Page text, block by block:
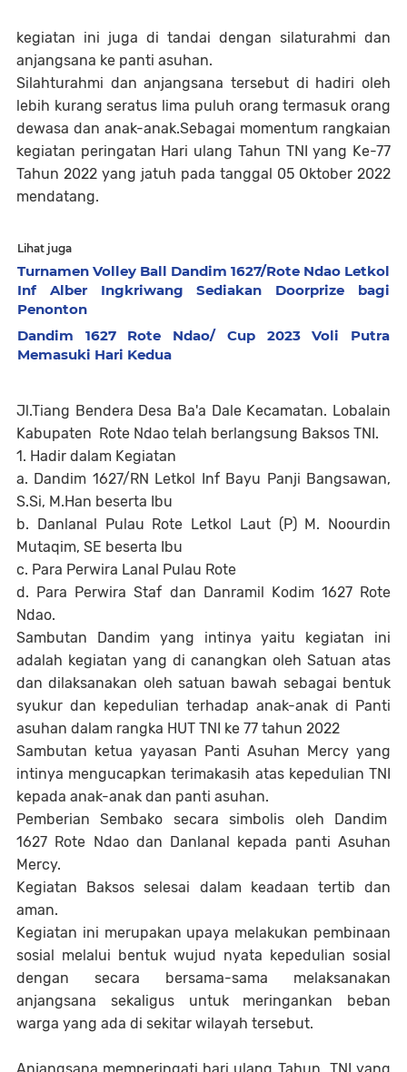
kegiatan ini juga di tandai dengan silaturahmi dan
anjangsana ke panti asuhan.
Silahturahmi dan anjangsana tersebut di hadiri oleh
lebih kurang seratus lima puluh orang termasuk orang
dewasa dan anak-anak.Sebagai momentum rangkaian
kegiatan peringatan Hari ulang Tahun TNI yang Ke-77
Tahun 2022 yang jatuh pada tanggal 05 Oktober 2022
mendatang.
Lihat juga
Turnamen Volley Ball Dandim 1627/Rote Ndao Letkol
Inf Alber Ingkriwang Sediakan Doorprize bagi
Penonton
Dandim 1627 Rote Ndao/ Cup 2023 Voli Putra
Memasuki Hari Kedua
Jl.Tiang Bendera Desa Ba'a Dale Kecamatan. Lobalain
Kabupaten Rote Ndao telah berlangsung Baksos TNI.
1. Hadir dalam Kegiatan
a. Dandim 1627/RN Letkol Inf Bayu Panji Bangsawan,
S.Si, M.Han beserta Ibu
b. Danlanal Pulau Rote Letkol Laut (P) M. Noourdin
Mutaqim, SE beserta Ibu
c. Para Perwira Lanal Pulau Rote
d. Para Perwira Staf dan Danramil Kodim 1627 Rote
Ndao.
Sambutan Dandim yang intinya yaitu kegiatan ini
adalah kegiatan yang di canangkan oleh Satuan atas
dan dilaksanakan oleh satuan bawah sebagai bentuk
syukur dan kepedulian terhadap anak-anak di Panti
asuhan dalam rangka HUT TNI ke 77 tahun 2022
Sambutan ketua yayasan Panti Asuhan Mercy yang
intinya mengucapkan terimakasih atas kepedulian TNI
kepada anak-anak dan panti asuhan.
Pemberian Sembako secara simbolis oleh Dandim
1627 Rote Ndao dan Danlanal kepada panti Asuhan
Mercy.
Kegiatan Baksos selesai dalam keadaan tertib dan
aman.
Kegiatan ini merupakan upaya melakukan pembinaan
sosial melalui bentuk wujud nyata kepedulian sosial
dengan secara bersama-sama melaksanakan
anjangsana sekaligus untuk meringankan beban
warga yang ada di sekitar wilayah tersebut.